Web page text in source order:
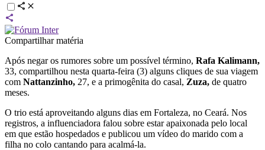
Compartilhar matéria
Após negar os rumores sobre um possível término, Rafa Kalimann,
33, compartilhou nesta quarta-feira (3) alguns cliques de sua viagem
com Nattanzinho, 27, e a primogênita do casal, Zuza, de quatro
meses.
O trio está aproveitando alguns dias em Fortaleza, no Ceará. Nos
registros, a influenciadora falou sobre estar apaixonada pelo local
em que estão hospedados e publicou um vídeo do marido com a
filha no colo cantando para acalmá-la.